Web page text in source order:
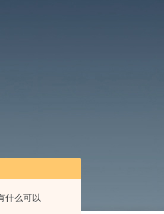
什么可以